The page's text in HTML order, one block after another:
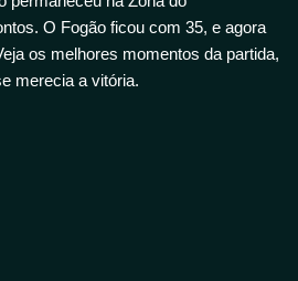
O Fogão ficou com 35, e agora
os melhores momentos da partida,
merecia a vitória.